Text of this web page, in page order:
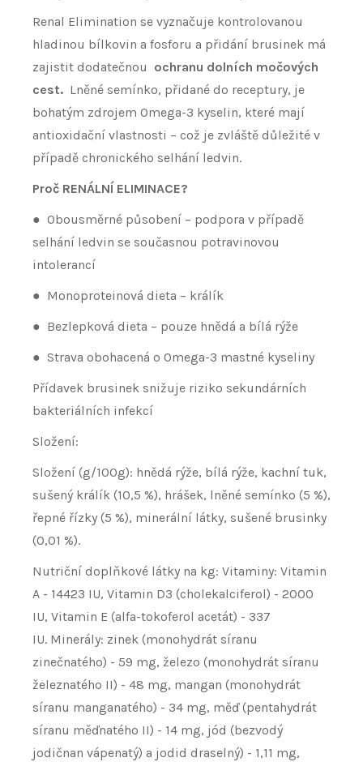
Renal Elimination se vyznačuje kontrolovanou
hladinou bílkovin a fosforu a přidání brusinek má
zajistit dodatečnou ochranu dolních močových
cest. Lněné semínko, přidané do receptury, je
bohatým zdrojem Omega-3 kyselin, které mají
antioxidační vlastnosti – což je zvláště důležité v
případě chronického selhání ledvin.
Proč RENÁLNÍ ELIMINACE?
● Obousměrné působení – podpora v případě
selhání ledvin se současnou potravinovou
intolerancí
● Monoproteinová dieta – králík
● Bezlepková dieta – pouze hnědá a bílá rýže
● Strava obohacená o Omega-3 mastné kyseliny
Přídavek brusinek snižuje riziko sekundárních
bakteriálních infekcí
Složení:
Složení (g/100g): hnědá rýže, bílá rýže, kachní tuk,
sušený králík (10,5 %), hrášek, lněné semínko (5 %),
řepné řízky (5 %), minerální látky, sušené brusinky
(0,01 %).
Nutriční doplňkové látky na kg: Vitaminy: Vitamin
A - 14423 IU, Vitamin D3 (cholekalciferol) - 2000
IU, Vitamin E (alfa-tokoferol acetát) - 337
IU. Minerály: zinek (monohydrát síranu
zinečnatého) - 59 mg, železo (monohydrát síranu
železnatého II) - 48 mg, mangan (monohydrát
síranu manganatého) - 34 mg, měď (pentahydrát
síranu měďnatého II) - 14 mg, jód (bezvodý
jodičnan vápenatý) a jodid draselný) - 1,11 mg,